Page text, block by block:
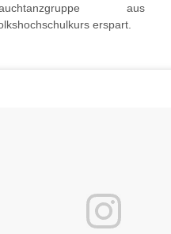
erspart.